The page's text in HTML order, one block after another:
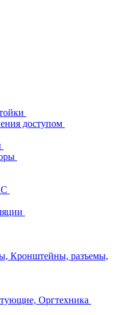
доступом
Кронштейны, разъемы,
Оргтехника